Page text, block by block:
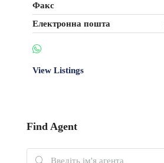
Факс
Електронна пошта
View Listings
Find Agent